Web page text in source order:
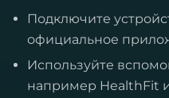
Подключите
официальное
Используйте
например HealthFit